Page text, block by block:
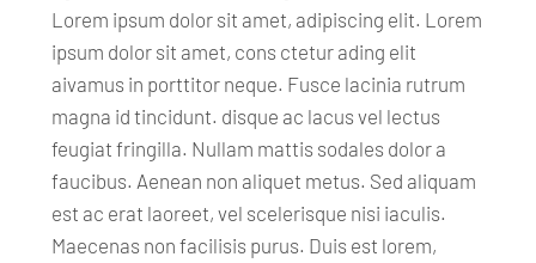
Lorem ipsum dolor sit amet, adipiscing elit. Lorem
ipsum dolor sit amet, cons ctetur ading elit
aivamus in porttitor neque. Fusce lacinia rutrum
magna id tincidunt. disque ac lacus vel lectus
feugiat fringilla. Nullam mattis sodales dolor a
faucibus. Aenean non aliquet metus. Sed aliquam
est ac erat laoreet, vel scelerisque nisi iaculis.
Maecenas non facilisis purus. Duis est lorem,